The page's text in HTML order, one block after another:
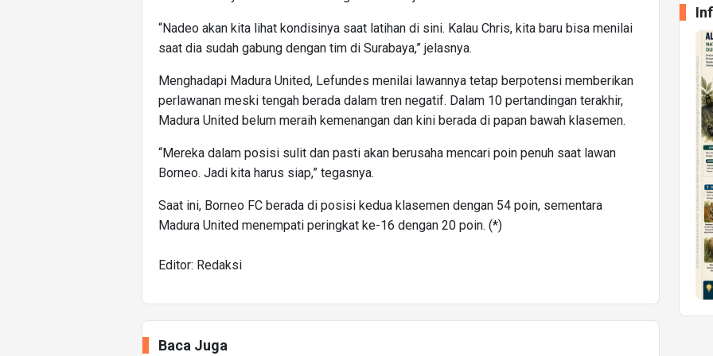
“Nadeo akan kita lihat kondisinya saat latihan di sini. Kalau Chris, kita baru bisa menilai
saat dia sudah gabung dengan tim di Surabaya,” jelasnya.
Menghadapi Madura United, Lefundes menilai lawannya tetap berpotensi memberikan
perlawanan meski tengah berada dalam tren negatif. Dalam 10 pertandingan terakhir,
Madura United belum meraih kemenangan dan kini berada di papan bawah klasemen.
“Mereka dalam posisi sulit dan pasti akan berusaha mencari poin penuh saat lawan
Borneo. Jadi kita harus siap,” tegasnya.
Saat ini, Borneo FC berada di posisi kedua klasemen dengan 54 poin, sementara
Madura United menempati peringkat ke-16 dengan 20 poin. (*)
Editor: Redaksi
Baca Juga